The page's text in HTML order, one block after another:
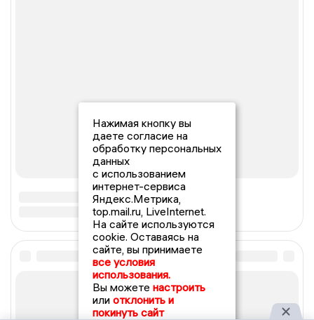
Нажимая кнопку вы
даете согласие на
обработку персональных
данных
с использованием
интернет-сервиса
Яндекс.Метрика,
top.mail.ru, LiveInternet.
На сайте используются
cookie. Оставаясь на
сайте, вы принимаете
все условия
использования.
Вы можете настроить
или отклонить и
покинуть сайт